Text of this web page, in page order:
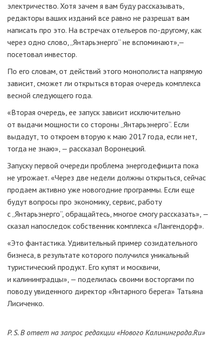
электричество. Хотя зачем я вам буду рассказывать,
редакторы ваших изданий все равно не разрешат вам
написать про это. На встречах отельеров по-другому, как
через одно слово, „Янтарьэнерго“ не вспоминают»,—
посетовал инвестор.
По его словам, от действий этого монополиста напрямую
зависит, сможет ли открыться вторая очередь комплекса
весной следующего года.
«Вторая очередь, ее запуск зависит исключительно
от выдачи мощности со стороны „Янтарьэнерго“. Если
выдадут, то откроем вторую к маю 2017 года, если нет,
тогда не знаю», — рассказал Воронецкий.
Запуску первой очереди проблема энергодефицита пока
не угрожает. «Через две недели должны открыться, сейчас
продаем активно уже новогодние программы. Если еще
будут вопросы про экономику, сервис, работу
с „Янтарьэнерго“, обращайтесь, многое смогу рассказать», —
сказал напоследок собственник комплекса «Лангендорф».
«Это фантастика. Удивительный пример созидательного
бизнеса, в результате которого получился уникальный
туристический продукт. Его купят и москвичи,
и калининградцы», — поделилась своими восторгами по
поводу увиденного директор «Янтарного берега» Татьяна
Лисиченко.
P. S.В ответ на запрос редакции «Нового Калининграда.Ru»